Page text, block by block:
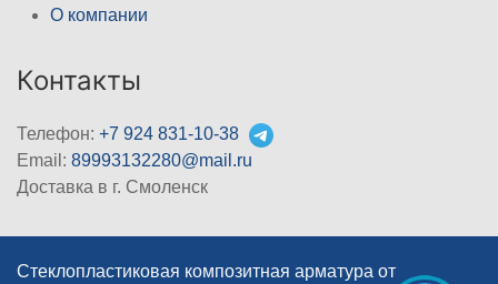
О компании
Контакты
Телефон: +7 924 831-10-38
Email: 89993132280@mail.ru
Доставка в г. Смоленск
Стеклопластиковая композитная арматура от